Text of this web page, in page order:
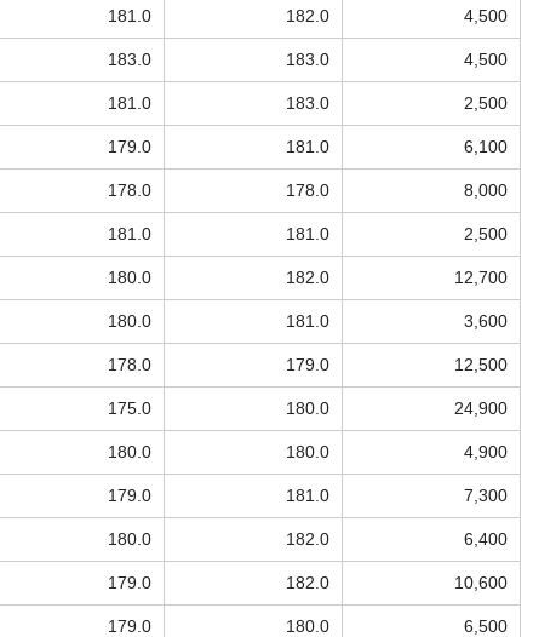
181.0 182.0 4,500
183.0 183.0 4,500
181.0 183.0 2,500
179.0 181.0 6,100
178.0 178.0 8,000
181.0 181.0 2,500
180.0 182.0 12,700
180.0 181.0 3,600
178.0 179.0 12,500
175.0 180.0 24,900
180.0 180.0 4,900
179.0 181.0 7,300
180.0 182.0 6,400
179.0 182.0 10,600
179.0 180.0 6,500